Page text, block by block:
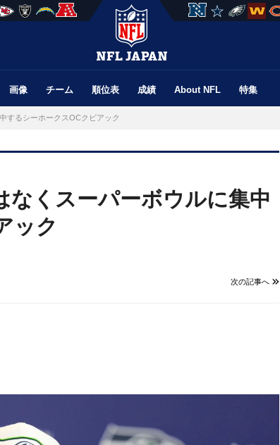
画像 チーム 順位表 成績 About NFL 特集
するシーホークスOCクビアック
なくスーパーボウルに集中
ック
次の記事へ